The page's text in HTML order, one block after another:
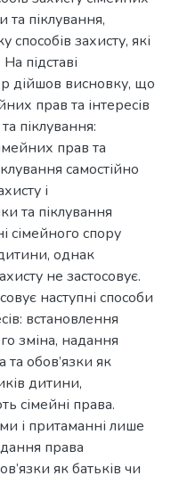
та піклування,
захисту, які
підставі
дійшов висновку, що
прав та інтересів
піклування:
прав та
самостійно
і
та піклування
сімейного спору
однак
не застосовує.
наступні способи
встановлення
зміна, надання
обов’язки як
дитини,
сімейні права.
і притаманні лише
права
як батьків чи